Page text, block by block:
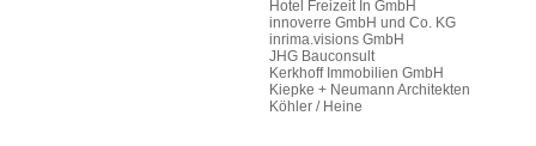
Hotel Freizeit In GmbH
innoverre GmbH und Co. KG
inrima.visions GmbH
JHG Bauconsult
Kerkhoff Immobilien GmbH
Kiepke + Neumann Architekten
Köhler / Heine